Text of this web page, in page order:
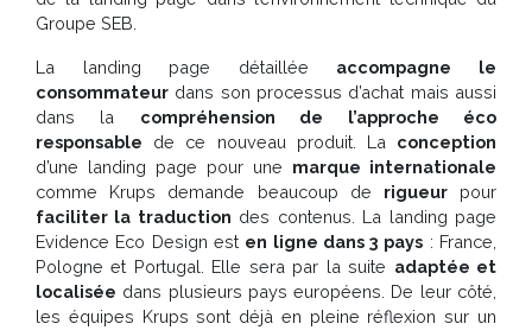
Groupe SEB.
La landing page détaillée accompagne le
consommateur dans son processus d’achat mais aussi
dans la compréhension de l’approche éco
responsable de ce nouveau produit. La conception
d’une landing page pour une marque internationale
comme Krups demande beaucoup de rigueurpour
faciliter la traduction des contenus. La landing page
Evidence Eco Design est en ligne dans 3 pays : France,
Pologne et Portugal. Elle sera par la suite adaptée et
localisée dans plusieurs pays européens. De leur côté,
les équipes Krups sont déjà en pleine réflexion sur un